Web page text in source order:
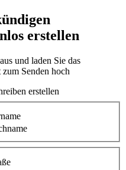
erstellen
und laden Sie das
Senden hoch
erstellen